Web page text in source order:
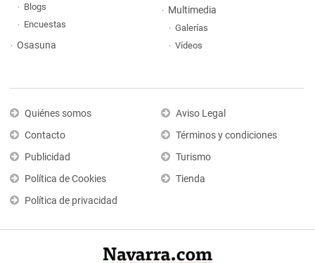
Blogs
Encuestas
Osasuna
Multimedia
Galerías
Vídeos
Quiénes somos
Contacto
Publicidad
Política de Cookies
Política de privacidad
Aviso Legal
Términos y condiciones
Turismo
Tienda